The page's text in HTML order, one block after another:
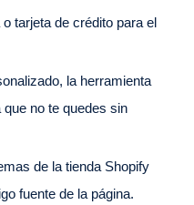
tarjeta de crédito para el
la herramienta
no te quedes sin
de la tienda Shopify
fuente de la página.